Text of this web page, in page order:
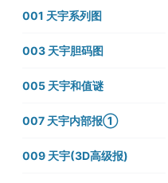
001 天宇系列图
003 天宇胆码图
005 天宇和值谜
007 天宇内部报①
009 天宇(3D高级报)